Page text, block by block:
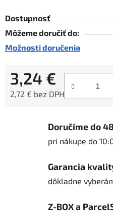
Dostupnosť
Môžeme doručiť do:
Možnosti doručenia
3,24 €
2,72 € bez DPH
Doručíme do
pri nákupe do
Garancia
dôkladne
Z-BOX a